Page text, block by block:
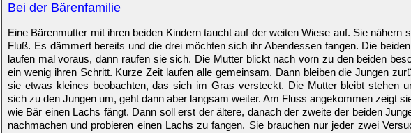
Bei der Bärenfamilie
Eine Bärenmutter mit ihren beiden Kindern taucht auf der weiten Wiese auf. Sie nähern
Fluß. Es dämmert bereits und die drei möchten sich ihr Abendessen fangen. Die
laufen mal voraus, dann raufen sie sich. Die Mutter blickt nach vorn zu den beiden
ein wenig ihren Schritt. Kurze Zeit laufen alle gemeinsam. Dann bleiben die Jungen
sie etwas kleines beobachten, das sich im Gras versteckt. Die Mutter bleibt stehen
sich zu den Jungen um, geht dann aber langsam weiter. Am Fluss angekommen zeigt
wie Bär einen Lachs fängt. Dann soll erst der ältere, danach der zweite der beiden
nachmachen und probieren einen Lachs zu fangen. Sie brauchen nur jeder zwei